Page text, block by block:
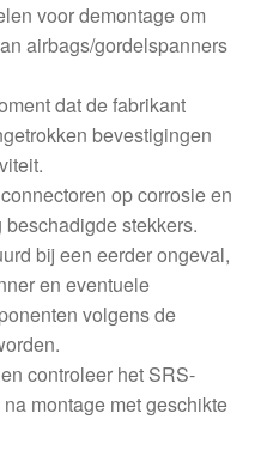
voor demontage om
airbags/gordelspanners
dat de fabrikant
bevestigingen
op corrosie en
stekkers.
bij een eerder ongeval,
en eventuele
volgens de
controleer het SRS-
montage met geschikte